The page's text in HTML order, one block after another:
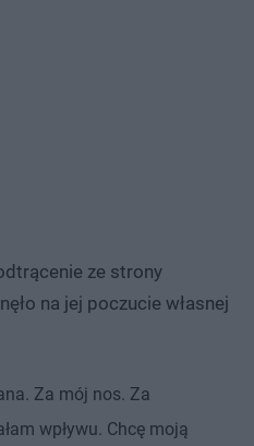
ze strony
na jej poczucie własnej
Za mój nos. Za
wpływu. Chcę moją